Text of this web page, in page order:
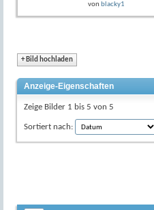
von blacky1
+Bild hochladen
Anzeige-Eigenschaften
Zeige Bilder 1 bis 5 von 5
Sortiert nach: